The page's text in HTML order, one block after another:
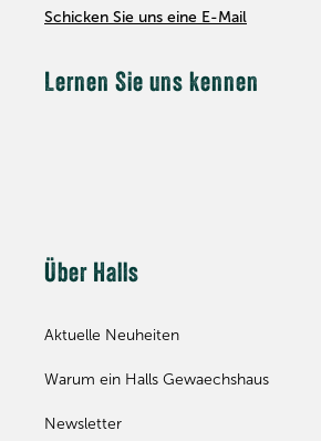
Schicken Sie uns eine E-Mail
Lernen Sie uns kennen
Über Halls
Aktuelle Neuheiten
Warum ein Halls Gewaechshaus
Newsletter